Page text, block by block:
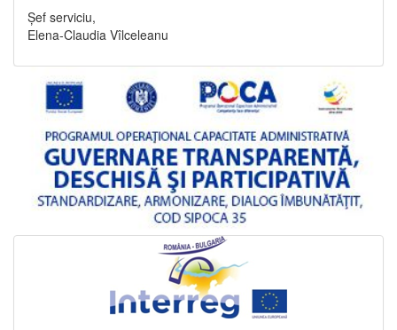
Șef serviciu,
Elena-Claudia Vîlceleanu